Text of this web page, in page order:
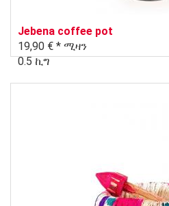
Jebena coffee pot
19,90 € * ሚዛን
0.5 ኪግ